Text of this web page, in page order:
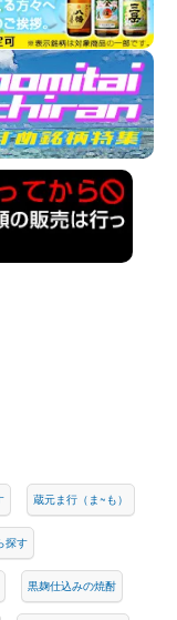
蔵元ま行（ま~も）
探す
黒麹仕込みの焼酎